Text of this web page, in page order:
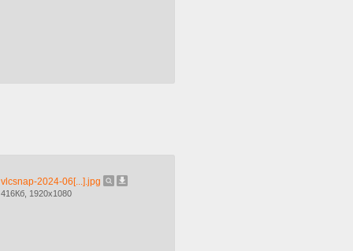
vlcsnap-2024-06[...].jpg
416Кб, 1920x1080